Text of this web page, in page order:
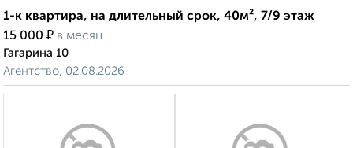
1-к квартира, на длительный срок, 40м², 7/9 этаж
15 000 ₽ в месяц
Гагарина 10
Агентство, 02.08.2026